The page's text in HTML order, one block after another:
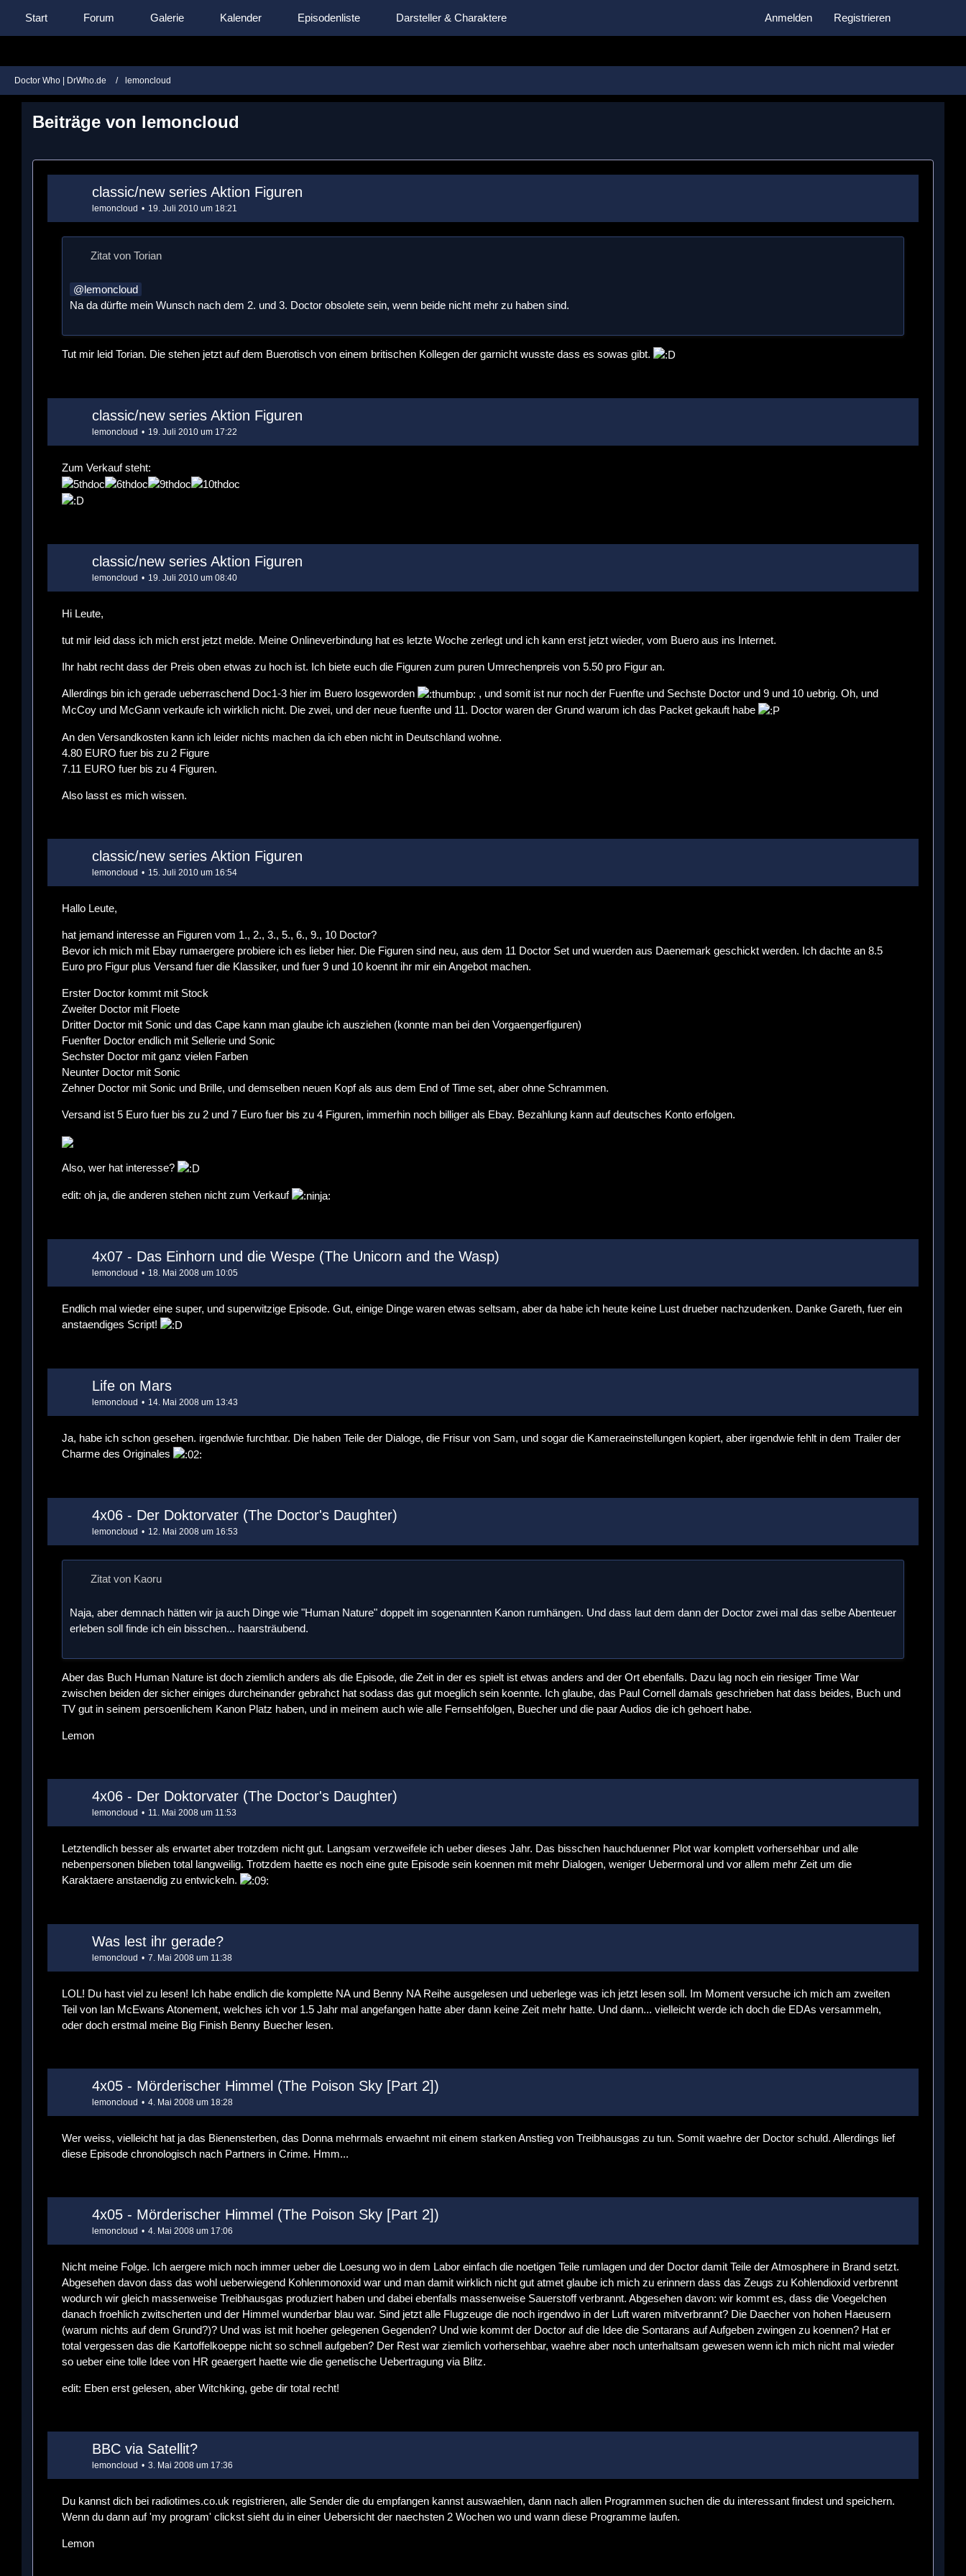
Start Forum Galerie Kalender Episodenliste Darsteller & Charaktere Anmelden Registrieren
Doctor Who | DrWho.de lemoncloud
Beiträge von lemoncloud
classic/new series Aktion Figuren
lemoncloud 19. Juli 2010 um 18:21
Zitat von Torian
lemoncloud
Na da dürfte mein Wunsch nach dem 2. und 3. Doctor obsolete sein, wenn beide nicht mehr zu haben sind.
Tut mir leid Torian. Die stehen jetzt auf dem Buerotisch von einem britischen Kollegen der garnicht wusste dass es sowas gibt.
classic/new series Aktion Figuren
lemoncloud 19. Juli 2010 um 17:22
Zum Verkauf steht:
classic/new series Aktion Figuren
lemoncloud 19. Juli 2010 um 08:40
Hi Leute,
tut mir leid dass ich mich erst jetzt melde. Meine Onlineverbindung hat es letzte Woche zerlegt und ich kann erst jetzt wieder, vom Buero aus ins Internet.
Ihr habt recht dass der Preis oben etwas zu hoch ist. Ich biete euch die Figuren zum puren Umrechenpreis von 5.50 pro Figur an.
Allerdings bin ich gerade ueberraschend Doc1-3 hier im Buero losgeworden
, und somit ist nur noch der Fuenfte und Sechste Doctor und 9 und 10 uebrig. Oh, und
McCoy und McGann verkaufe ich wirklich nicht. Die zwei, und der neue fuenfte und 11. Doctor waren der Grund warum ich das Packet gekauft habe
An den Versandkosten kann ich leider nichts machen da ich eben nicht in Deutschland wohne.
4.80 EURO fuer bis zu 2 Figure
7.11 EURO fuer bis zu 4 Figuren.
Also lasst es mich wissen.
classic/new series Aktion Figuren
lemoncloud 15. Juli 2010 um 16:54
Hallo Leute,
hat jemand interesse an Figuren vom 1., 2., 3., 5., 6., 9., 10 Doctor?
Bevor ich mich mit Ebay rumaergere probiere ich es lieber hier. Die Figuren sind neu, aus dem 11 Doctor Set und wuerden aus Daenemark geschickt werden. Ich dachte an 8.5
Euro pro Figur plus Versand fuer die Klassiker, und fuer 9 und 10 koennt ihr mir ein Angebot machen.
Erster Doctor kommt mit Stock
Zweiter Doctor mit Floete
Dritter Doctor mit Sonic und das Cape kann man glaube ich ausziehen (konnte man bei den Vorgaengerfiguren)
Fuenfter Doctor endlich mit Sellerie und Sonic
Sechster Doctor mit ganz vielen Farben
Neunter Doctor mit Sonic
Zehner Doctor mit Sonic und Brille, und demselben neuen Kopf als aus dem End of Time set, aber ohne Schrammen.
Versand ist 5 Euro fuer bis zu 2 und 7 Euro fuer bis zu 4 Figuren, immerhin noch billiger als Ebay. Bezahlung kann auf deutsches Konto erfolgen.
Also, wer hat interesse?
edit: oh ja, die anderen stehen nicht zum Verkauf
4x07 - Das Einhorn und die Wespe (The Unicorn and the Wasp)
lemoncloud 18. Mai 2008 um 10:05
Endlich mal wieder eine super, und superwitzige Episode. Gut, einige Dinge waren etwas seltsam, aber da habe ich heute keine Lust drueber nachzudenken. Danke Gareth, fuer ein
anstaendiges Script!
Life on Mars
lemoncloud 14. Mai 2008 um 13:43
Ja, habe ich schon gesehen. irgendwie furchtbar. Die haben Teile der Dialoge, die Frisur von Sam, und sogar die Kameraeinstellungen kopiert, aber irgendwie fehlt in dem Trailer der
Charme des Originales
4x06 - Der Doktorvater (The Doctor's Daughter)
lemoncloud 12. Mai 2008 um 16:53
Zitat von Kaoru
Naja, aber demnach hätten wir ja auch Dinge wie "Human Nature" doppelt im sogenannten Kanon rumhängen. Und dass laut dem dann der Doctor zwei mal das selbe Abenteuer
erleben soll finde ich ein bisschen... haarsträubend.
Aber das Buch Human Nature ist doch ziemlich anders als die Episode, die Zeit in der es spielt ist etwas anders and der Ort ebenfalls. Dazu lag noch ein riesiger Time War
zwischen beiden der sicher einiges durcheinander gebrahct hat sodass das gut moeglich sein koennte. Ich glaube, das Paul Cornell damals geschrieben hat dass beides, Buch und
TV gut in seinem persoenlichem Kanon Platz haben, und in meinem auch wie alle Fernsehfolgen, Buecher und die paar Audios die ich gehoert habe.
Lemon
4x06 - Der Doktorvater (The Doctor's Daughter)
lemoncloud 11. Mai 2008 um 11:53
Letztendlich besser als erwartet aber trotzdem nicht gut. Langsam verzweifele ich ueber dieses Jahr. Das bisschen hauchduenner Plot war komplett vorhersehbar und alle
nebenpersonen blieben total langweilig. Trotzdem haette es noch eine gute Episode sein koennen mit mehr Dialogen, weniger Uebermoral und vor allem mehr Zeit um die
Karaktaere anstaendig zu entwickeln.
Was lest ihr gerade?
lemoncloud 7. Mai 2008 um 11:38
LOL! Du hast viel zu lesen! Ich habe endlich die komplette NA und Benny NA Reihe ausgelesen und ueberlege was ich jetzt lesen soll. Im Moment versuche ich mich am zweiten
Teil von Ian McEwans Atonement, welches ich vor 1.5 Jahr mal angefangen hatte aber dann keine Zeit mehr hatte. Und dann... vielleicht werde ich doch die EDAs versammeln,
oder doch erstmal meine Big Finish Benny Buecher lesen.
4x05 - Mörderischer Himmel (The Poison Sky [Part 2])
lemoncloud 4. Mai 2008 um 18:28
Wer weiss, vielleicht hat ja das Bienensterben, das Donna mehrmals erwaehnt mit einem starken Anstieg von Treibhausgas zu tun. Somit waehre der Doctor schuld. Allerdings lief
diese Episode chronologisch nach Partners in Crime. Hmm...
4x05 - Mörderischer Himmel (The Poison Sky [Part 2])
lemoncloud 4. Mai 2008 um 17:06
Nicht meine Folge. Ich aergere mich noch immer ueber die Loesung wo in dem Labor einfach die noetigen Teile rumlagen und der Doctor damit Teile der Atmosphere in Brand setzt.
Abgesehen davon dass das wohl ueberwiegend Kohlenmonoxid war und man damit wirklich nicht gut atmet glaube ich mich zu erinnern dass das Zeugs zu Kohlendioxid verbrennt
wodurch wir gleich massenweise Treibhausgas produziert haben und dabei ebenfalls massenweise Sauerstoff verbrannt. Abgesehen davon: wir kommt es, dass die Voegelchen
danach froehlich zwitscherten und der Himmel wunderbar blau war. Sind jetzt alle Flugzeuge die noch irgendwo in der Luft waren mitverbrannt? Die Daecher von hohen Haeusern
(warum nichts auf dem Grund?)? Und was ist mit hoeher gelegenen Gegenden? Und wie kommt der Doctor auf die Idee die Sontarans auf Aufgeben zwingen zu koennen? Hat er
total vergessen das die Kartoffelkoeppe nicht so schnell aufgeben? Der Rest war ziemlich vorhersehbar, waehre aber noch unterhaltsam gewesen wenn ich mich nicht mal wieder
so ueber eine tolle Idee von HR geaergert haette wie die genetische Uebertragung via Blitz.
edit: Eben erst gelesen, aber Witchking, gebe dir total recht!
BBC via Satellit?
lemoncloud 3. Mai 2008 um 17:36
Du kannst dich bei radiotimes.co.uk registrieren, alle Sender die du empfangen kannst auswaehlen, dann nach allen Programmen suchen die du interessant findest und speichern.
Wenn du dann auf 'my program' clickst sieht du in einer Uebersicht der naechsten 2 Wochen wo und wann diese Programme laufen.
Lemon